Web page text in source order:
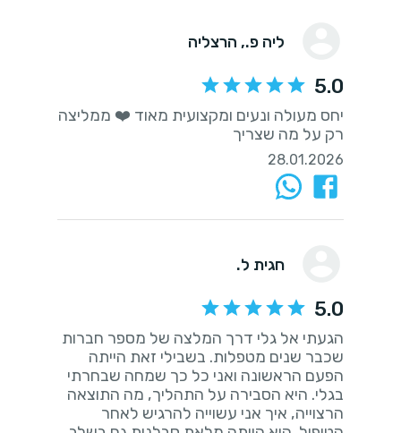
ליה פ., הרצליה
5.0
יחס מעולה ונעים ומקצועית מאוד ❤️ ממליצה
רק על מה שצריך
28.01.2026
חגית ל.
5.0
הגעתי אל גלי דרך המלצה של מספר חברות
שכבר שנים מטפלות. בשבילי זאת הייתה
הפעם הראשונה ואני כל כך שמחה שבחרתי
בגלי. היא הסבירה על התהליך, מה התוצאה
הרצוייה, איך אני עשוייה להרגיש לאחר